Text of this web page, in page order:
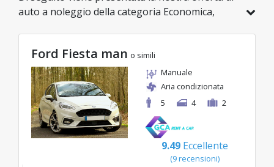
auto a noleggio della categoria Economica,
modello ideale nella categoria selezionata, con
tariffe vantaggiose a partire da soli 8€/giorno.
Ford Fiesta man o simili
Manuale
Aria condizionata
5
4 2
9.49 Eccellente
(9 recensioni)